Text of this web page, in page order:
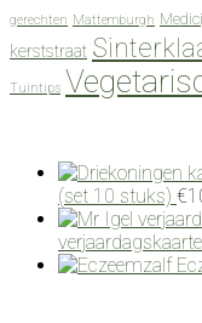
gerechten Mattemburgh
kerststraat
Tuintips
(set 10 stuks) €